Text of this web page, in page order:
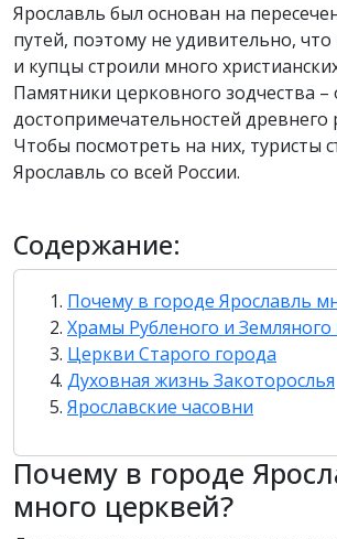
Ярославль был основан на
путей, поэтому не удивительно,
и купцы строили много
Памятники церковного зодчества –
достопримечательностей древнего
Чтобы посмотреть на них, туристы
Ярославль со всей России.
Содержание:
Почему в городе Ярославль
Храмы Рубленого и Земляного
Церкви Старого города
Духовная жизнь Закоторослья
Ярославские часовни
Почему в городе
много церквей?